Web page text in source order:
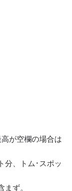
が空欄の場合は
分、トム･スポッ
ず。